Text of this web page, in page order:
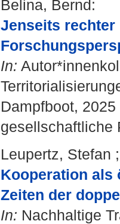
Belina, Bernd :
Jenseits rechter
In:
Dampfboot,
gesellschaftliche
Leupertz, Stefan
Kooperation als
Zeiten der
In: Nachhaltige